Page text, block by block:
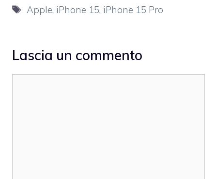
Tag
Apple, iPhone 15, iPhone 15 Pro
Lascia un commento